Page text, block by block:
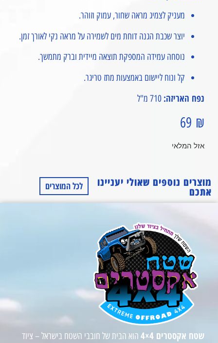
מעניק לצמיג מראה שחור, עמוק וזוהר.
יוצר שכבת הגנה דוחת מים לשמירה על מראה נקי לאורך זמן.
נוסחה עמידה המספקת תוצאה מיידית וברק מתמשך.
קל ונוח ליישום באמצעות מתז טריגר.
נפח האריזה:
69 ₪
אזל המלאי
מוצרים נוספים שאולי יעניינו
אתכם לכל המוצרים
שטח אקסטרים 4×4
הוא הבית של חובבי השטח בישראל – ציוד